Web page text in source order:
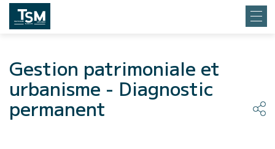
Gestion patrimoniale et
urbanisme - Diagnostic
permanent